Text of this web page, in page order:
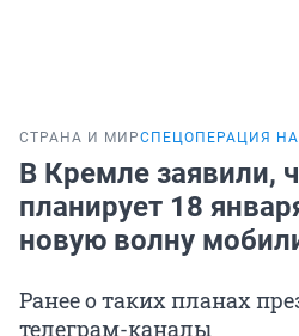
СТРАНА И МИРСПЕЦОПЕРАЦИЯ
В Кремле заявили,
планирует 18
новую волну
Ранее о таких планах
телеграм-каналы